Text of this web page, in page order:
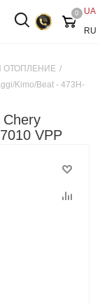
UA
RU
0
ОТОПЛЕНИЕ /
Kimo/Beat - 473H-
VPP